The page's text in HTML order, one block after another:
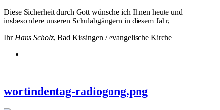
Diese Sicherheit durch Gott wünsche ich Ihnen heute und
insbesondere unseren Schulabgängern in diesem Jahr,
Ihr Hans Scholz, Bad Kissingen / evangelische Kirche
wortindentag-radiogong.png